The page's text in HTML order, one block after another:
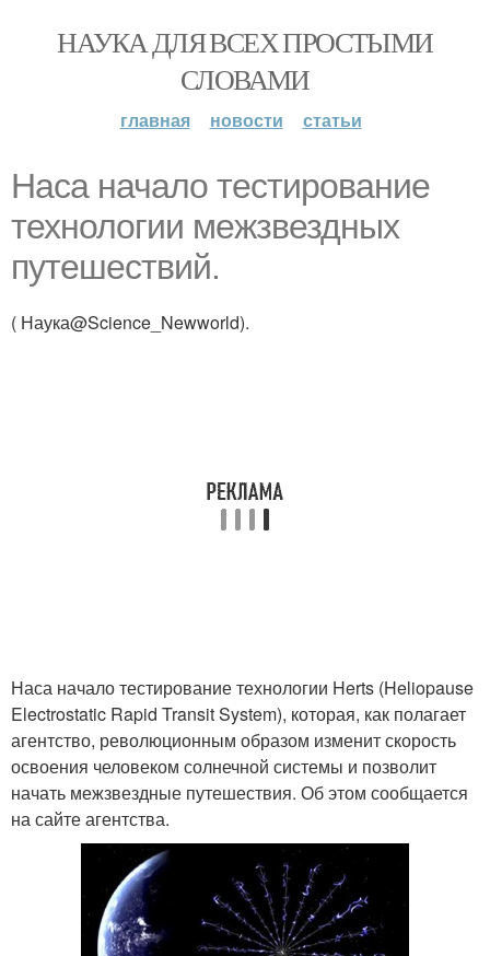
НАУКА ДЛЯ ВСЕХ ПРОСТЫМИ
СЛОВАМИ
главная новости статьи
Наса начало тестирование
технологии межзвездных
путешествий.
( Наука@Science_Newworld).
Наса начало тестирование технологии Herts (Heliopause
Electrostatic Rapid Transit System), которая, как полагает
агентство, революционным образом изменит скорость
освоения человеком солнечной системы и позволит
начать межзвездные путешествия. Об этом сообщается
на сайте агентства.